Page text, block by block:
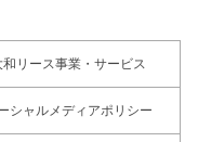
和リース事業・サービス
シャルメディアポリシー